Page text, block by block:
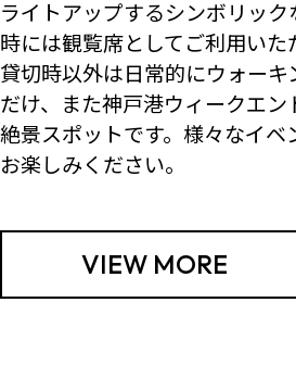
ライトアップするシンボリッ
時には観覧席としてご利用いた
貸切時以外は日常的にウォー
だけ、また神戸港ウィークエン
絶景スポットです。様々なイベ
お楽しみください。
VIEW MORE